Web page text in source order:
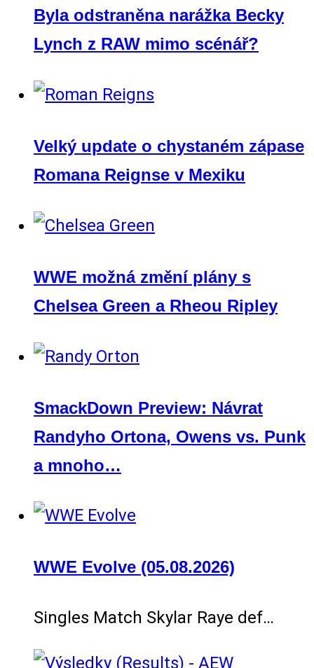
Byla odstraněna narážka Becky
Lynch z RAW mimo scénář?
Velký update o chystaném zápase
Romana Reignse v Mexiku
WWE možná změní plány s
Chelsea Green a Rheou Ripley
SmackDown Preview: Návrat
Randyho Ortona, Owens vs. Punk
a mnoho…
WWE Evolve (05.08.2026)
Singles Match Skylar Raye def…